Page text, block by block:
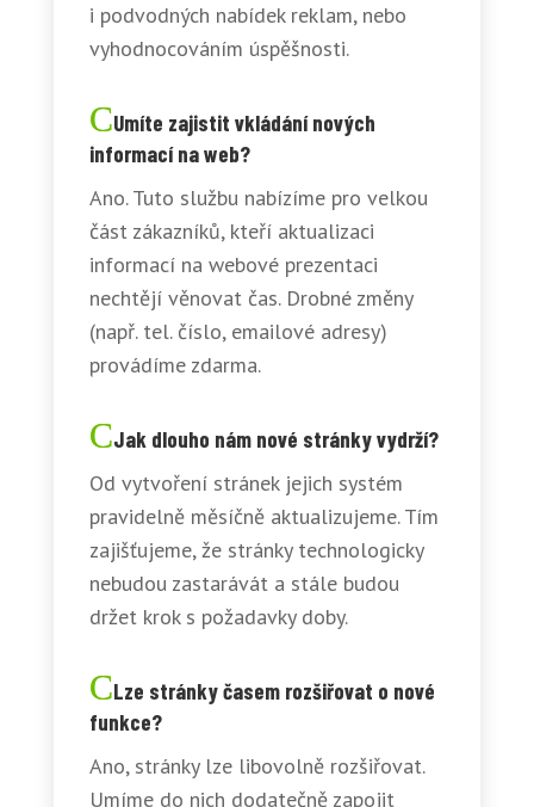
i podvodných nabídek reklam, nebo
vyhodnocováním úspěšnosti.
Umíte zajistit vkládání nových
informací na web?
Ano. Tuto službu nabízíme pro velkou
část zákazníků, kteří aktualizaci
informací na webové prezentaci
nechtějí věnovat čas. Drobné změny
(např. tel. číslo, emailové adresy)
provádíme zdarma.
Jak dlouho nám nové stránky vydrží?
Od vytvoření stránek jejich systém
pravidelně měsíčně aktualizujeme. Tím
zajišťujeme, že stránky technologicky
nebudou zastarávát a stále budou
držet krok s požadavky doby.
Lze stránky časem rozšiřovat o nové
funkce?
Ano, stránky lze libovolně rozšiřovat.
Umíme do nich dodatečně zapojit